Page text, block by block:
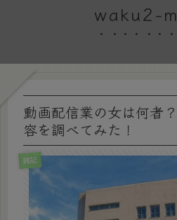
waku2-
動画配信業の女は何者
容を調べてみた！
雑記